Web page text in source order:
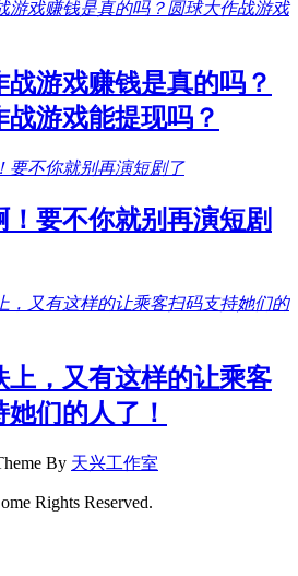
战游戏赚钱是真的吗？
战游戏能提现吗？
！要不你就别再演短剧
上，又有这样的让乘客
们的人了！
By 天兴工作室
Rights Reserved.